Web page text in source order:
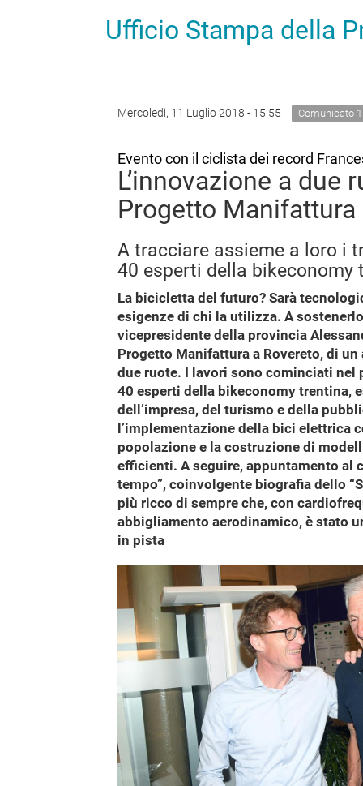
Ufficio Stampa della
Mercoledì, 11 Luglio 2018 - 15:55 Comunicato
Evento con il ciclista dei record
L’innovazione a due
Progetto Manifattura
A tracciare assieme a loro i
40 esperti della bikeconomy
La bicicletta del futuro? Sarà
esigenze di chi la utilizza. A
vicepresidente della provincia
Progetto Manifattura a Rovereto, di
due ruote. I lavori sono cominciati nel
40 esperti della bikeconomy trentina,
dell’impresa, del turismo e della
l’implementazione della bici elettrica
popolazione e la costruzione di
efficienti. A seguire, appuntamento al
tempo”, coinvolgente biografia dello
più ricco di sempre che, con
abbigliamento aerodinamico, è stato
in pista